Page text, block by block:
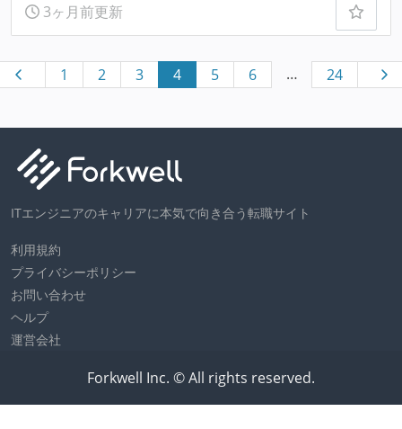
3ヶ月前更新
1 2 3 4 5 6 … 24
ITエンジニアのキャリアに本気で向き合う転職サイト
利用規約
プライバシーポリシー
お問い合わせ
ヘルプ
運営会社
Forkwell Inc. © All rights reserved.